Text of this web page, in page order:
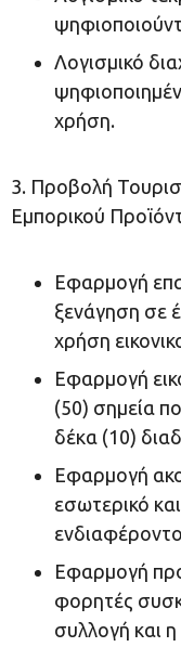
Λογισμικό
χρήση.
3. Προβολή
Εμπορικού
Εφαρμογή
ξενάγηση σε
χρήση
Εφαρμογή
(50) σημεία
δέκα (10)
Εφαρμογή
εσωτερικό
Εφαρμογή
φορητές
συλλογή και